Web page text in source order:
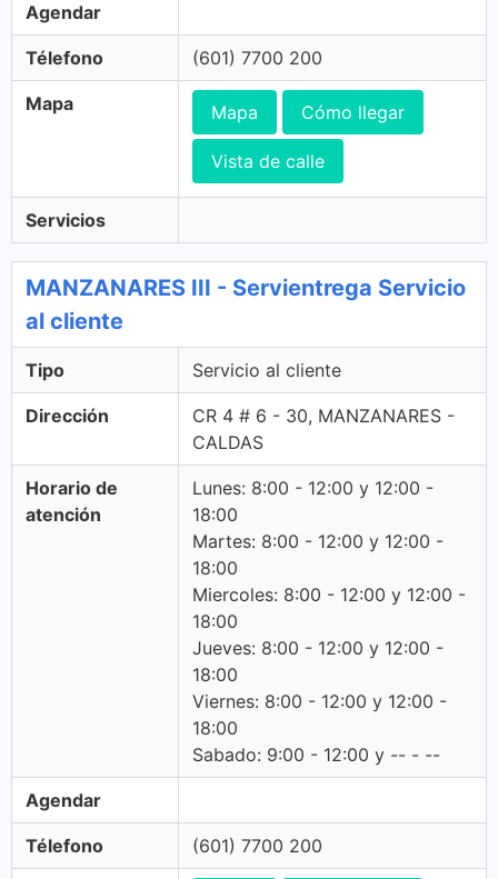
Agendar
Télefono (601) 7700 200
Mapa Mapa Cómo llegar
Vista de calle
Servicios
MANZANARES III - Servientrega Servicio
al cliente
Tipo Servicio al cliente
Dirección
CR 4 # 6 - 30, MANZANARES -
CALDAS
Horario de
atención
Lunes: 8:00 - 12:00 y 12:00 -
18:00
Martes: 8:00 - 12:00 y 12:00 -
18:00
Miercoles: 8:00 - 12:00 y 12:00 -
18:00
Jueves: 8:00 - 12:00 y 12:00 -
18:00
Viernes: 8:00 - 12:00 y 12:00 -
18:00
Sabado: 9:00 - 12:00 y -- - --
Agendar
Télefono (601) 7700 200